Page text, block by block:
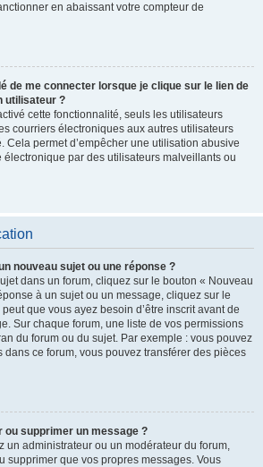
en abaissant votre compteur de
de me connecter lorsque je clique sur le lien de
utilisateur ?
cette fonctionnalité, seuls les utilisateurs
courriers électroniques aux autres utilisateurs
Cela permet d’empêcher une utilisation abusive
électronique par des utilisateurs malveillants ou
nouveau sujet ou une réponse ?
dans un forum, cliquez sur le bouton « Nouveau
à un sujet ou un message, cliquez sur le
que vous ayez besoin d’être inscrit avant de
Sur chaque forum, une liste de vos permissions
du forum ou du sujet. Par exemple : vous pouvez
ce forum, vous pouvez transférer des pièces
ou supprimer un message ?
un administrateur ou un modérateur du forum,
supprimer que vos propres messages. Vous